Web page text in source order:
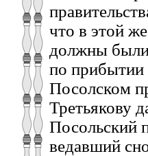
что в этой
должны
по прибытии
Посолском
Третьякову
Посольский
ведавший